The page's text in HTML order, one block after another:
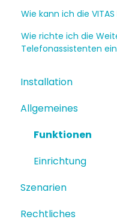
Wie kann ich die
Wie richte ich die
Telefonassistenten
Installation
Allgemeines
Funktionen
Einrichtung
Szenarien
Strukturiertes
Rechtliches